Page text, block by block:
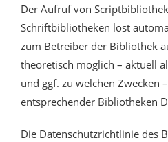
Der Aufruf von
Schriftbibliotheken löst
zum Betreiber der Bibliothek
theoretisch möglich – aktuell
und ggf. zu welchen Zwecken
entsprechender Bibliotheken
Die Datenschutzrichtlinie des